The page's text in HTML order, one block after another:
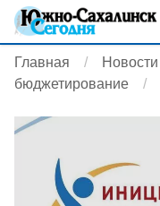
Главная Новости
бюджетирование